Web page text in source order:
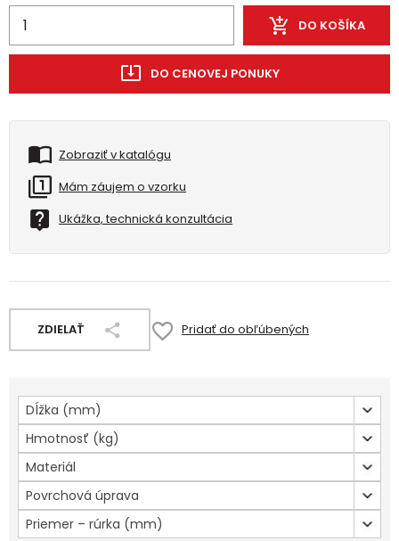
DO KOŠÍKA
DO CENOVEJ PONUKY
Zobraziť v katalógu
Mám záujem o vzorku
Ukážka, technická konzultácia
ZDIELAŤ Pridať do obľúbených
Dĺžka (mm)
Hmotnosť (kg)
Materiál
Povrchová úprava
Priemer – rúrka (mm)